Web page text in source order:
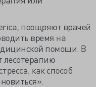
поощряют врачей
время на
помощи. В
лесотерапию
как способ